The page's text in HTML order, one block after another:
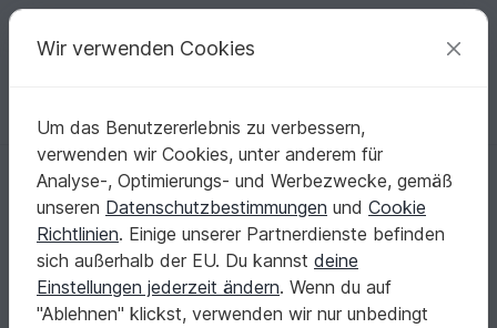
Deine kreativen Ideen
Deutsch | € (EUR) einloggen Kostenlos registrieren
Startseite Häkeln Amigurumi Hunde & Katzen
Schweißhund, bayrischer Gebirgsschweißhund, Jagdhund liegend
Schweißhund, bayrischer
Gebirgsschweißhund, Jagdhund liegend
braun Häkelanleitung
Wir verwenden Cookies
Um das Benutzererlebnis zu verbessern,
verwenden wir Cookies, unter anderem für
Analyse-, Optimierungs- und Werbezwecke, gemäß
unseren Datenschutzbestimmungen und Cookie
Richtlinien. Einige unserer Partnerdienste befinden
sich außerhalb der EU. Du kannst deine
Einstellungen jederzeit ändern. Wenn du auf
"Ablehnen" klickst, verwenden wir nur unbedingt